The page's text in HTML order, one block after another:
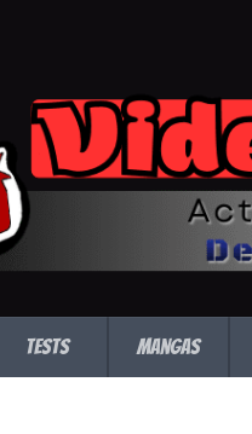
Tests Mangas